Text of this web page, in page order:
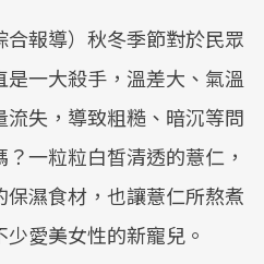
合報導）秋冬季節對於民眾
一大殺手，溫差大、氣溫
失，導致粗糙、暗沉等問
一粒粒白皙清透的薏仁，
濕食材，也讓薏仁所熬煮
愛美女性的新寵兒。